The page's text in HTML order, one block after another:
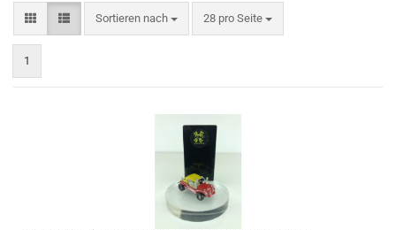
Sortieren nach
Sortieren nach 28 pro Seite
pro Seite
1